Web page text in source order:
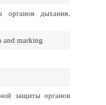
органов дыхания.
and marking
защиты органов